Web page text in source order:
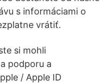
s informáciami o
vrátiť.
si mohli
podporu a
/ Apple ID